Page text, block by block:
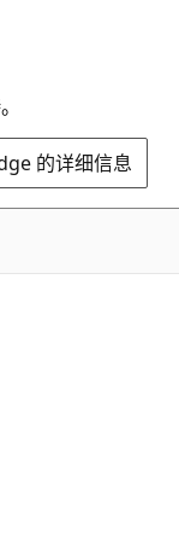
的详细信息